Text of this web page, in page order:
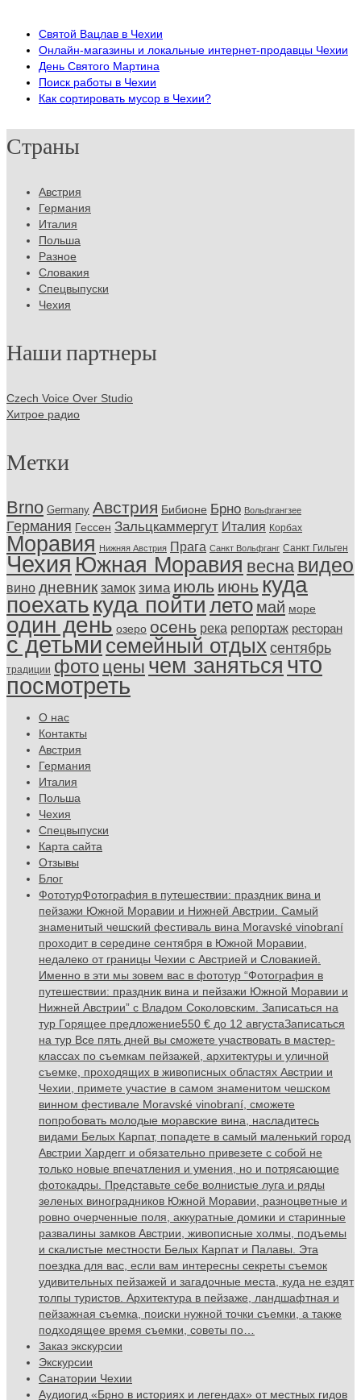
Святой Вацлав в Чехии
Онлайн-магазины и локальные интернет-продавцы Чехии
День Святого Мартина
Поиск работы в Чехии
Как сортировать мусор в Чехии?
Страны
Австрия
Германия
Италия
Польша
Разное
Словакия
Спецвыпуски
Чехия
Наши партнеры
Czech Voice Over Studio
Хитрое радио
Метки
Brno Germany Австрия Бибионе Брно Вольфгангзее
Германия Гессен Зальцкаммергут Италия Корбах
Моравия Нижняя Австрия Прага Санкт Вольфганг Санкт Гильген
Чехия Южная Моравия весна видео
вино дневник замок зима июль июнь куда
поехать куда пойти лето май море
один день озеро осень река репортаж ресторан
с детьмисемейный отдых сентябрь
традиции фото цены чем заняться что
посмотреть
О нас
Контакты
Австрия
Германия
Италия
Польша
Чехия
Спецвыпуски
Карта сайта
Отзывы
Блог
ФототурФотография в путешествии: праздник вина и
пейзажи Южной Моравии и Нижней Австрии. Самый
знаменитый чешский фестиваль вина Moravské vinobraní
проходит в середине сентября в Южной Моравии,
недалеко от границы Чехии с Австрией и Словакией.
Именно в эти мы зовем вас в фототур “Фотография в
путешествии: праздник вина и пейзажи Южной Моравии и
Нижней Австрии” с Владом Соколовским. Записаться на
тур Горящее предложение550 € до 12 августаЗаписаться
на тур Все пять дней вы сможете участвовать в мастер-
классах по съемкам пейзажей, архитектуры и уличной
съемке, проходящих в живописных областях Австрии и
Чехии, примете участие в самом знаменитом чешском
винном фестивале Moravské vinobraní, сможете
попробовать молодые моравские вина, насладитесь
видами Белых Карпат, попадете в самый маленький город
Австрии Хардегг и обязательно привезете с собой не
только новые впечатления и умения, но и потрясающие
фотокадры. Представьте себе волнистые луга и ряды
зеленых виноградников Южной Моравии, разноцветные и
ровно очерченные поля, аккуратные домики и старинные
развалины замков Австрии, живописные холмы, подъемы
и скалистые местности Белых Карпат и Палавы. Эта
поездка для вас, если вам интересны секреты съемок
удивительных пейзажей и загадочные места, куда не ездят
толпы туристов. Архитектура в пейзаже, ландшафтная и
пейзажная съемка, поиски нужной точки съемки, а также
подходящее время съемки, советы по…
Заказ экскурсии
Экскурсии
Санатории Чехии
Аудиогид «Брно в историях и легендах» от местных гидов